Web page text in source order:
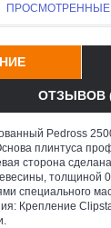
ПРОСМОТРЕННЫЕ
ОТЗЫВОВ
Pedross
плинтуса
сторона
толщиной
специального
Крепление